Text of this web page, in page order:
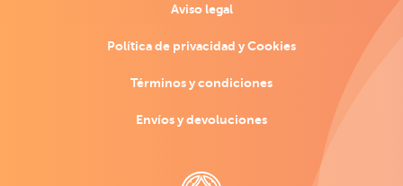
Aviso legal
Política de privacidad y Cookies
Términos y condiciones
Envíos y devoluciones